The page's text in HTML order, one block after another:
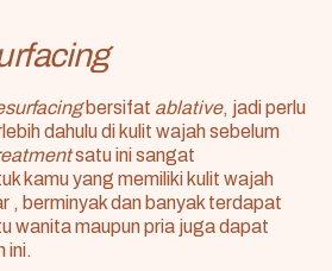
bersifat ablative, jadi perlu
dahulu di kulit wajah sebelum
satu ini sangat
kamu yang memiliki kulit wajah
, berminyak dan banyak terdapat
wanita maupun pria juga dapat
ini.